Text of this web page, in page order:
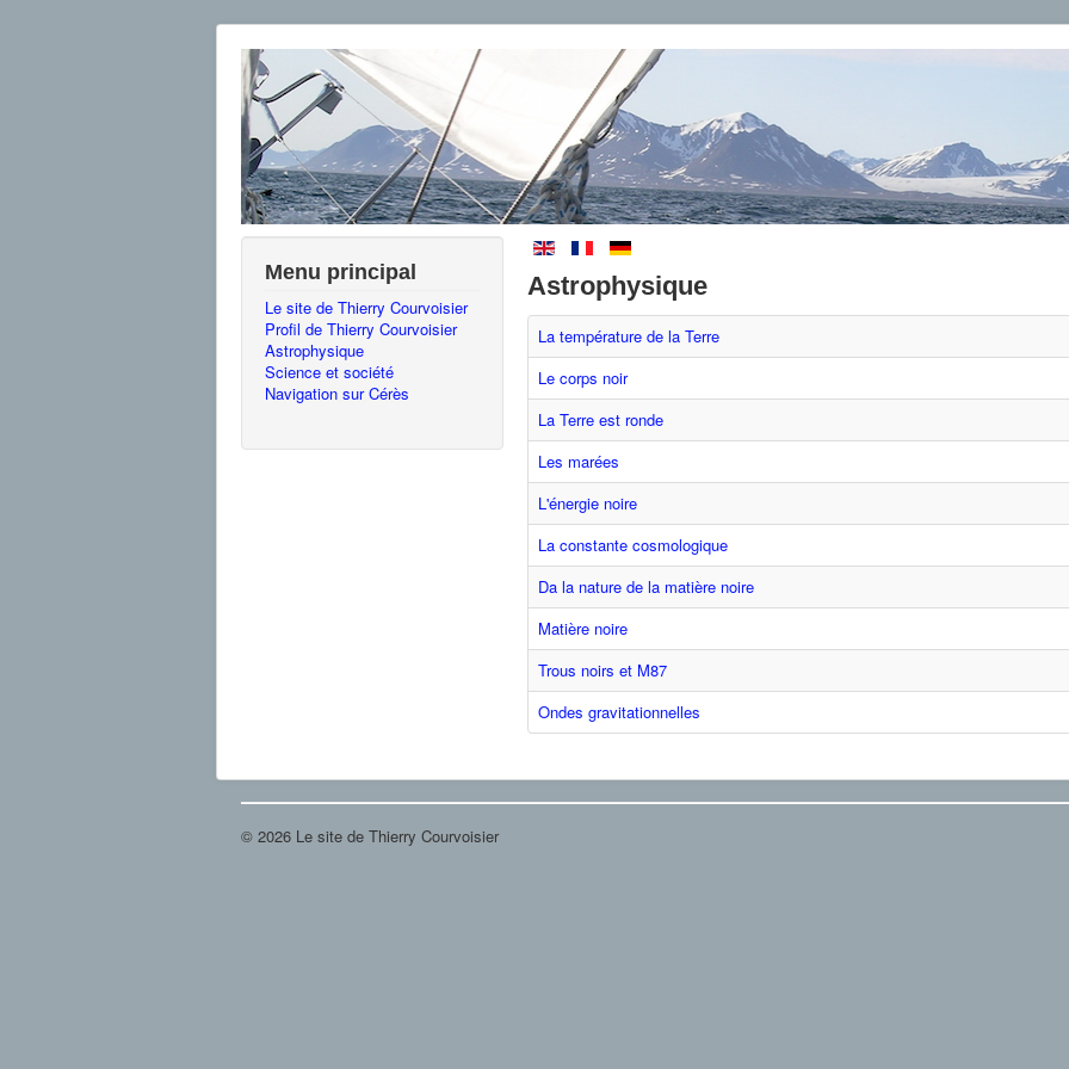
Menu principal
Le site de Thierry Courvoisier
Profil de Thierry Courvoisier
Astrophysique
Science et société
Navigation sur Cérès
Astrophysique
La température de la Terre
Le corps noir
La Terre est ronde
Les marées
L'énergie noire
La constante cosmologique
Da la nature de la matière noire
Matière noire
Trous noirs et M87
Ondes gravitationnelles
© 2026 Le site de Thierry Courvoisier